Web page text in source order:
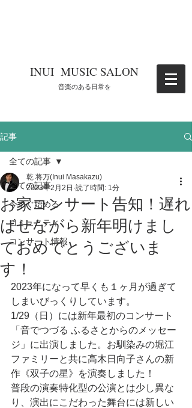
​INUI MUSIC SALON
​音楽のある日常を
記事
全ての記事
今すぐ始める
コミュニティ
コンサート情報
全ての記事
お家コンサート告知！遅れ
ばせながら新年明けまし
ておめでとうございま
す！
乾 将万(Inui Masakazu)
2023年2月2日 読了時間: 1分
2023年になって早くも１ヶ月が過ぎて
しまいびっくりしています。
1/29（日）には新年最初のコンサート
「音でつづる ふるさとからのメッセー
ジ」に出演しました。お馴染みの堀江
ファミリーと共に高木日向子さんの新
作《双子の星》を演奏しました！
普段の演奏特化型の公演とは少し異な
り、演出にこだわった舞台には新しい